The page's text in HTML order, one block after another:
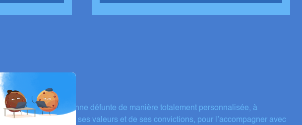
Benet
mémoire de la personne défunte de manière totalement personnalisée, à
de ses volontés, de ses valeurs et de ses convictions, pour l’accompagner avec